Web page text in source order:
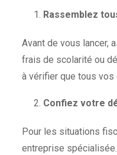
Rassemblez
Avant de vous lancer,
frais de scolarité ou
à vérifier que tous
Confiez votre
Pour les situations
entreprise